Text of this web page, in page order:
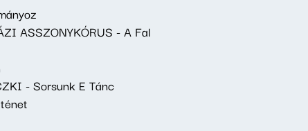
ASSZONYKÓRUS - A Fal
- Sorsunk E Tánc